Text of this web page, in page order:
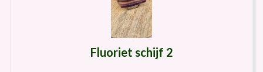
Fluoriet schijf 2